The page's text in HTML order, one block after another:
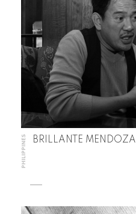
PHILIPPINES BRILLANTE MENDOZA